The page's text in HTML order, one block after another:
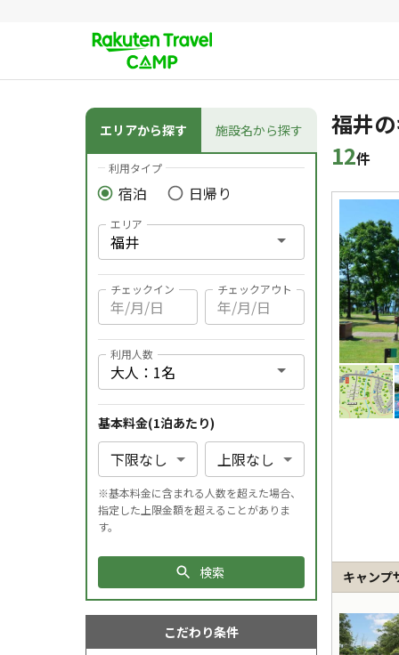
福井
12件
検索結果
キャンプ
その他のメニュー
条件検索
エリアから探す 施設名から探す
利用タイプ
宿泊 日帰り
エリア
チェックイン チェックアウト
利用人数
基本料金(1泊あたり)
※基本料金に含まれる人数を超えた場合、
指定した上限金額を超えることがありま
す。
検索
こだわり条件